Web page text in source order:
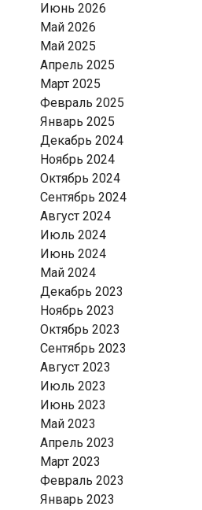
Июнь 2026
Май 2026
Май 2025
Апрель 2025
Март 2025
Февраль 2025
Январь 2025
Декабрь 2024
Ноябрь 2024
Октябрь 2024
Сентябрь 2024
Август 2024
Июль 2024
Июнь 2024
Май 2024
Декабрь 2023
Ноябрь 2023
Октябрь 2023
Сентябрь 2023
Август 2023
Июль 2023
Июнь 2023
Май 2023
Апрель 2023
Март 2023
Февраль 2023
Январь 2023